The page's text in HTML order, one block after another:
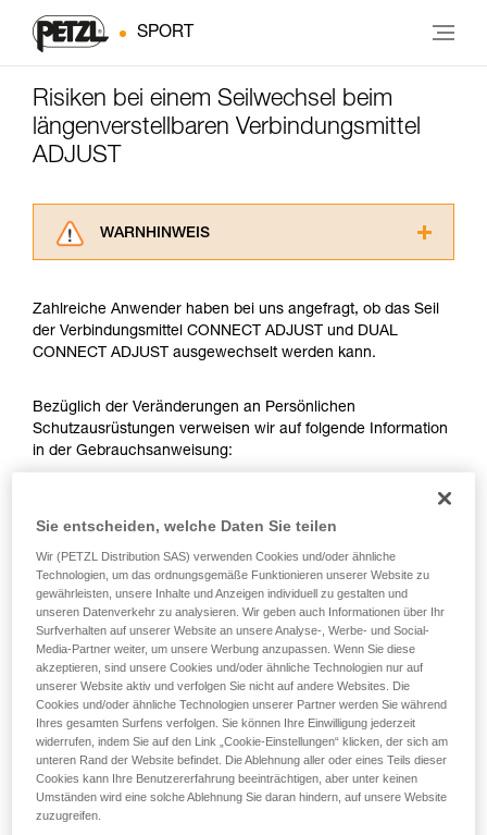
SPORT
Risiken bei einem Seilwechsel beim
längenverstellbaren Verbindungsmittel
ADJUST
WARNHINWEIS
aufmerksam durch, bevor Sie diesen zu Rate
ziehen. Um diese Zusatzinformationen
verstehen zu können, müssen Sie zuerst die in
Informationen richtig verstanden haben.
Die Beherrschung dieser Techniken setzt eine
entsprechende Ausbildung und ein spezielles
Sie ihn eigenständig durchführen.
Wir geben Beispiele für die mit Ihrer Aktivität
verbundenen Techniken. Möglicherweise gibt es
noch andere Techniken, die hier nicht
beschrieben werden.
Zahlreiche Anwender haben bei uns angefragt, ob das Seil
der Verbindungsmittel CONNECT ADJUST und DUAL
CONNECT ADJUST ausgewechselt werden kann.
Bezüglich der Veränderungen an Persönlichen
Schutzausrüstungen verweisen wir auf folgende Information
in der Gebrauchsanweisung:
Betriebsstätten nicht zulässig, ausgenommen Ersatzteile).
Es gibt derzeit kein Ersatzteil für den Seilwechsel dieser
Verbindungsmittel.
Der Anwender muss sich der Risiken infolge einer Änderung
des Produkts außerhalb der Petzl-Betriebsstätten bewusst
sein:
- Die Knoten an den Enden des Verbindungsmittels können
sich lösen, wenn sie nicht korrekt angefertigt wurden. Durch
das Lösen eines Knotens erhöht sich das Sturzrisiko.
Sie entscheiden, welche Daten Sie teilen
Wir (PETZL Distribution SAS) verwenden Cookies und/oder ähnliche
Technologien, um das ordnungsgemäße Funktionieren unserer Website zu
gewährleisten, unsere Inhalte und Anzeigen individuell zu gestalten und
unseren Datenverkehr zu analysieren. Wir geben auch Informationen über Ihr
Surfverhalten auf unserer Website an unsere Analyse-, Werbe- und Social-
Media-Partner weiter, um unsere Werbung anzupassen. Wenn Sie diese
akzeptieren, sind unsere Cookies und/oder ähnliche Technologien nur auf
unserer Website aktiv und verfolgen Sie nicht auf andere Websites. Die
Cookies und/oder ähnliche Technologien unserer Partner werden Sie während
Ihres gesamten Surfens verfolgen. Sie können Ihre Einwilligung jederzeit
widerrufen, indem Sie auf den Link „Cookie-Einstellungen“ klicken, der sich am
unteren Rand der Website befindet. Die Ablehnung aller oder eines Teils dieser
Cookies kann Ihre Benutzererfahrung beeinträchtigen, aber unter keinen
Umständen wird eine solche Ablehnung Sie daran hindern, auf unsere Website
zuzugreifen.